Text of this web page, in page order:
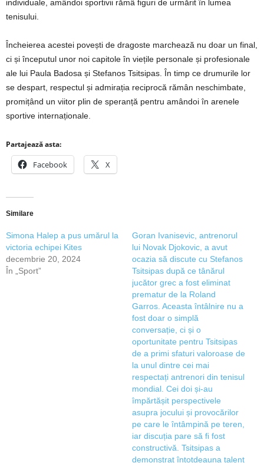
individuale, amândoi sportivii rămâ figuri de urmărit în lumea
tenisului.
Încheierea acestei povești de dragoste marchează nu doar un final,
ci și începutul unor noi capitole în viețile personale și profesionale
ale lui Paula Badosa și Stefanos Tsitsipas. În timp ce drumurile lor
se despart, respectul și admirația reciprocă rămân neschimbate,
promițând un viitor plin de speranță pentru amândoi în arenele
sportive internaționale.
Partajează asta:
Facebook X
Similare
Simona Halep a pus umărul la
victoria echipei Kites
decembrie 20, 2024
În „Sport”
Goran Ivanisevic, antrenorul
lui Novak Djokovic, a avut
ocazia să discute cu Stefanos
Tsitsipas după ce tânărul
jucător grec a fost eliminat
prematur de la Roland
Garros. Aceasta întâlnire nu a
fost doar o simplă
conversație, ci și o
oportunitate pentru Tsitsipas
de a primi sfaturi valoroase de
la unul dintre cei mai
respectați antrenori din tenisul
mondial. Cei doi și-au
împărtășit perspectivele
asupra jocului și provocărilor
pe care le întâmpină pe teren,
iar discuția pare să fi fost
constructivă. Tsitsipas a
demonstrat întotdeauna talent